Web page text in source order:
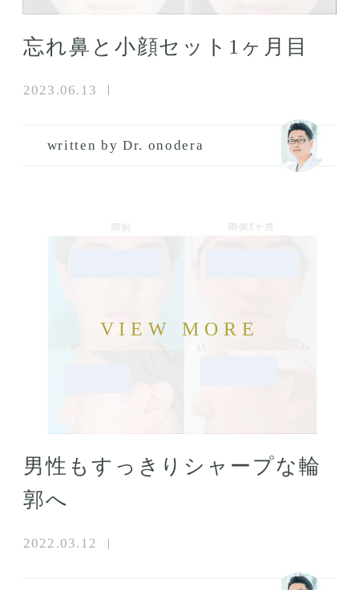
忘れ鼻と小顔セット1ヶ月目
2023.06.13
written by Dr. onodera
男性もすっきりシャープな輪
郭へ
2022.03.12